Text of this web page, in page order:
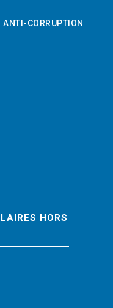
ANTI-CORRUPTION
HORS